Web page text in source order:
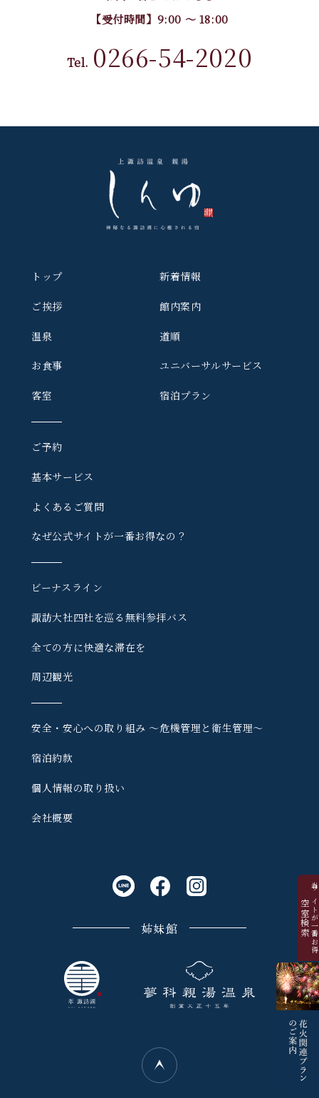
【受付時間】9:00 〜 18:00
Tel. 0266-54-2020
トップ
ご挨拶
温泉
お食事
客室
新着情報
館内案内
道順
ユニバーサルサービス
宿泊プラン
ご予約
基本サービス
よくあるご質問
なぜ公式サイトが一番お得なの？
ビーナスライン
諏訪大社四社を巡る 無料参拝バス
全ての方に快適な滞在を
周辺観光
安全・安心への取り組み 〜危機管理と衛生管理〜
宿泊約款
個人情報の取り扱い
会社概要
姉妹館 当サイトが一番お得
空室検索